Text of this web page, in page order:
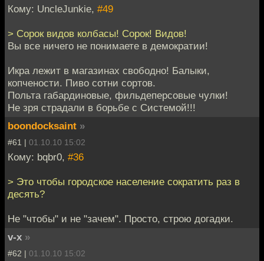
Кому: UncleJunkie, #49
> Сорок видов колбасы! Сорок! Видов!
Вы все ничего не понимаете в демократии!
Икра лежит в магазинах свободно! Балыки,
копчености. Пиво сотни сортов.
Польта габардиновые, фильдеперсовые чулки!
Не зря страдали в борьбе с Системой!!!
boondocksaint »
#61 | 01.10.10 15:02
Кому: bqbr0, #36
> Это чтобы городское население сократить раз в
десять?
Не "чтобы" и не "зачем". Просто, строю догадки.
v-x »
#62 | 01.10.10 15:02